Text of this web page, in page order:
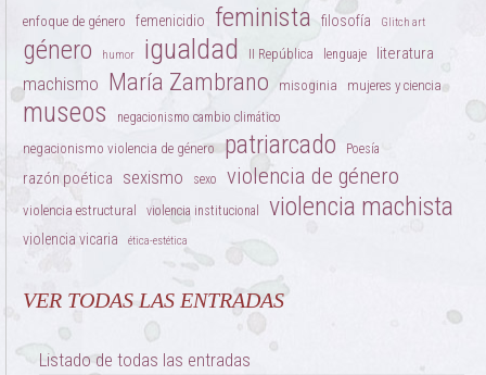
enfoque de género femenicidio feminista filosofía Glitch art
género humor igualdad II República lenguaje literatura
machismo María Zambrano misoginia mujeres y ciencia
museos negacionismo cambio climático
negacionismo violencia de género patriarcado Poesía
razón poética sexismo sexo violencia de género
violencia estructural violencia institucional violencia machista
violencia vicaria ética-estética
VER TODAS LAS ENTRADAS
Listado de todas las entradas